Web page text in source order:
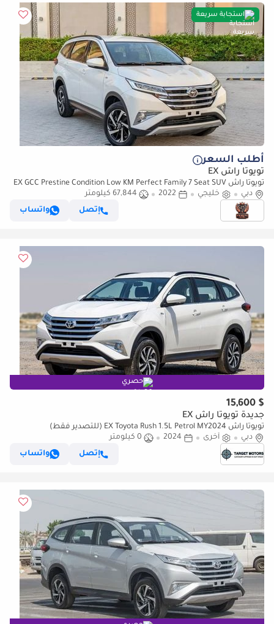
استجابة سريعة
أطلب السعر
تويوتا راش EX
تويوتا راش EX GCC Prestine Condition Low KM Perfect Family 7 Seat SUV
دبي
خليجي 2022
67,844 كيلومتر
إتصل
واتساب
حصري
$ 15,600
جديدة تويوتا راش EX
تويوتا راش EX Toyota Rush 1.5L Petrol MY2024 (للتصدير فقط)
دبي
أخرى 2024
0 كيلومتر
إتصل
واتساب